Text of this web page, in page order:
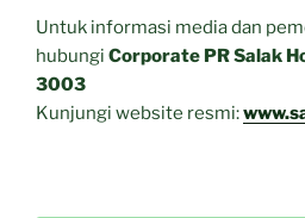
Untuk informasi media dan
hubungi Corporate PR Salak
3003
Kunjungi website resmi: